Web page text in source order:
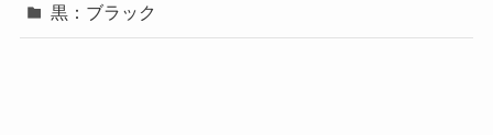
黒：ブラック